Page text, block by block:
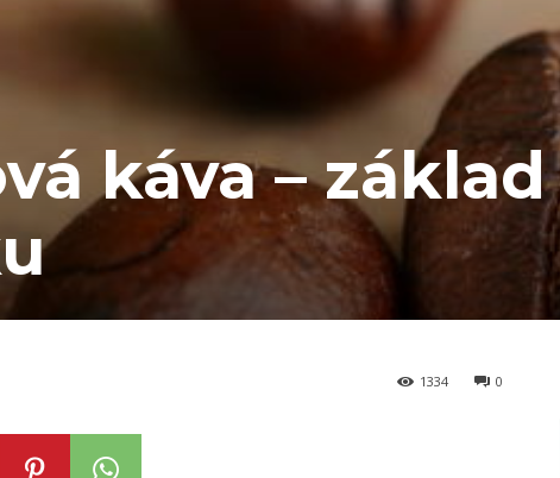
káva –
0
1334